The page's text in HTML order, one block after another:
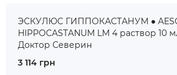
ЭСКУЛЮС ГИППОКАСТАНУМ ●
HIPPOCASTANUM LM 4 раствор 10
Доктор Северин
3 114 грн